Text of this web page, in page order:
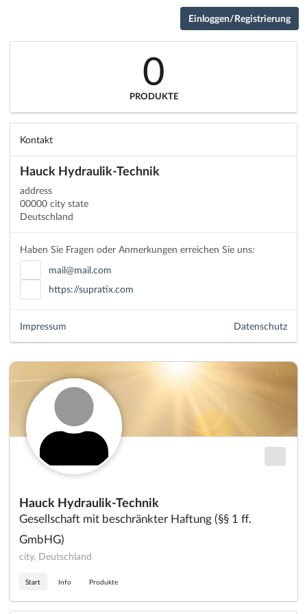
Einloggen/Registrierung
Hauck Hydraulik-Technik
Gesellschaft mit beschränkter Haftung (§§ 1 ff.
GmbHG)
city, Deutschland
Start Info Produkte
0
PRODUKTE
Kontakt
Hauck Hydraulik-Technik
address
00000 city state
Deutschland
Haben Sie Fragen oder Anmerkungen erreichen Sie uns:
mail@mail.com
https://supratix.com
Datenschutz
Impressum